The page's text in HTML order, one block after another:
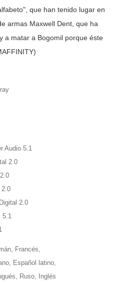
que han tenido lugar en
armas Maxwell Dent, que ha
a matar a Bogomil porque éste
Audio 5.1
2.0
2.0
2.0
5.1
Francés,
Español latino,
Ruso, Inglés